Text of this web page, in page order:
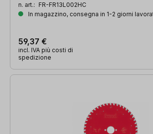
n. art.: FR-FR13L002HC
In magazzino, consegna in 1-2 giorni
59,37 €
incl. IVA più costi di
spedizione